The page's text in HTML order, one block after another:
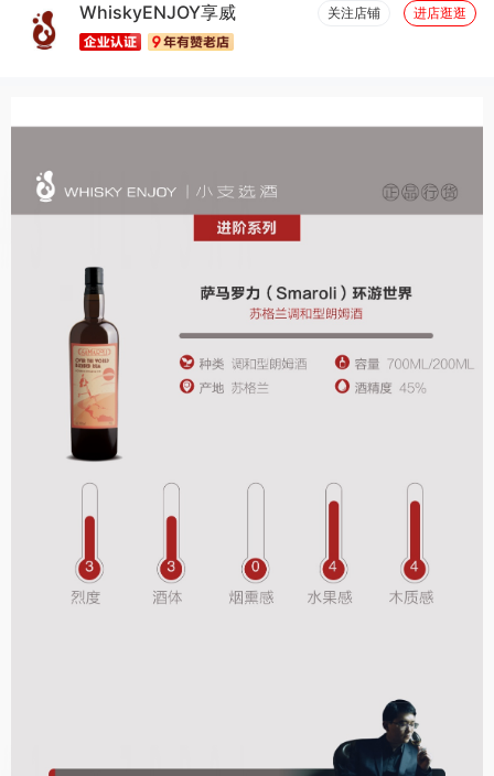
WhiskyENJOY享威 关注店铺 进店逛逛